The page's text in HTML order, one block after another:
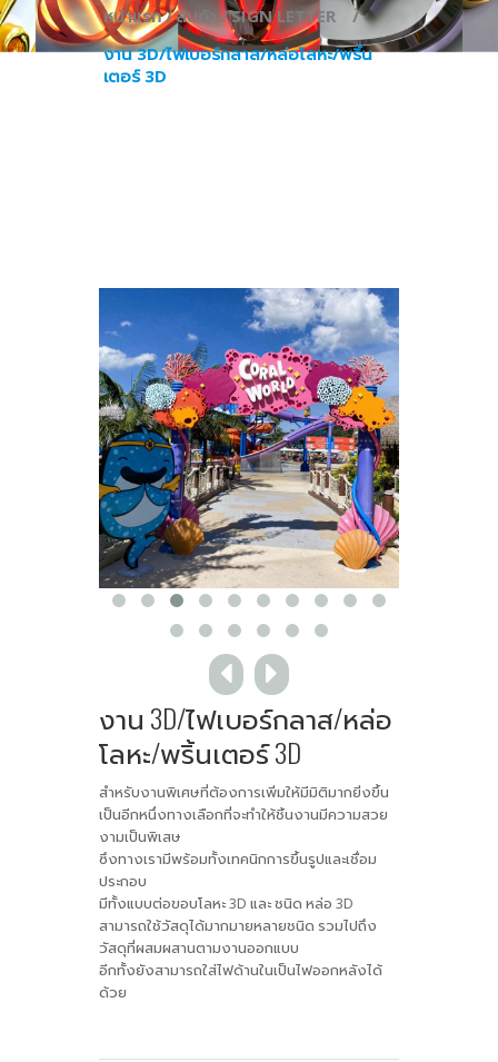
หน้าแรก /สินค้า /SIGN LETTER⠀ /
งาน 3D/ไฟเบอร์กลาส/หล่อโลหะ/พริ้น
เตอร์ 3D
งาน 3D/ไฟเบอร์กลาส/หล่อ
โลหะ/พริ้นเตอร์ 3D
สำหรับงานพิเศษที่ต้องการเพิ่มให้มีมิติมากยิ่งขึ้น
เป็นอีกหนึ่งทางเลือกที่จะทำให้ชิ้นงานมีความสวย
งามเป็นพิเสษ
ซึงทางเรามีพร้อมทั้งเทคนิกการขึ้นรูปและเชื่อม
ประกอบ
มีทั้งแบบต่อขอบโลหะ 3D และ ชนิด หล่อ 3D
สามารถใช้วัสดุได้มากมายหลายชนิด รวมไปถึง
วัสดุที่ผสมผสานตามงานออกแบบ
อีกทั้งยังสามารถใส่ไฟด้านในเป็นไฟออกหลังได้
ด้วย